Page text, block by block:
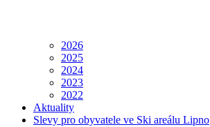
2026
2025
2024
2023
2022
Aktuality
Slevy pro obyvatele ve Ski areálu Lipno